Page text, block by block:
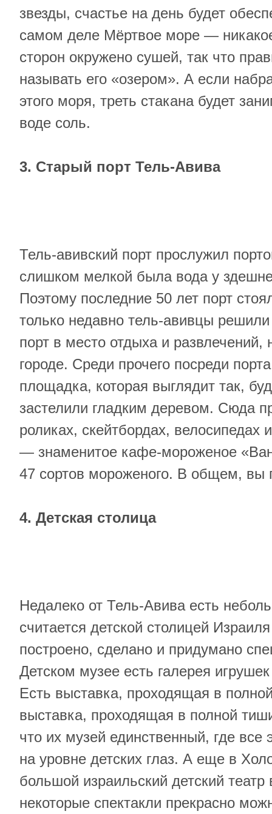
звезды, счастье на день будет
самом деле Мёртвое море —
сторон окружено сушей, так что
называть его «озером». А если
этого моря, треть стакана будет
воде соль.
3. Старый порт Тель-Авива
Тель-авивский порт прослужил
слишком мелкой была вода у
Поэтому последние 50 лет порт
только недавно тель-авивцы
порт в место отдыха и развлечений,
городе. Среди прочего посреди
площадка, которая выглядит так,
застелили гладким деревом. Сюда
роликах, скейтбордах, велосипедах
— знаменитое кафе-мороженое
47 сортов мороженого. В общем, вы
4. Детская столица
Недалеко от Тель-Авива есть
считается детской столицей
построено, сделано и придумано
Детском музее есть галерея
Есть выставка, проходящая в
выставка, проходящая в полной
что их музей единственный, где
на уровне детских глаз. А еще в
большой израильский детский
некоторые спектакли прекрасно